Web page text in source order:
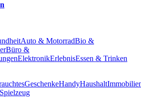
Auto & MotorradBio &
Büro &
ElektronikErlebnisEssen & Trinken
GeschenkeHandyHaushalt